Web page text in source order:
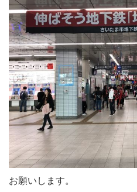
お願いします。